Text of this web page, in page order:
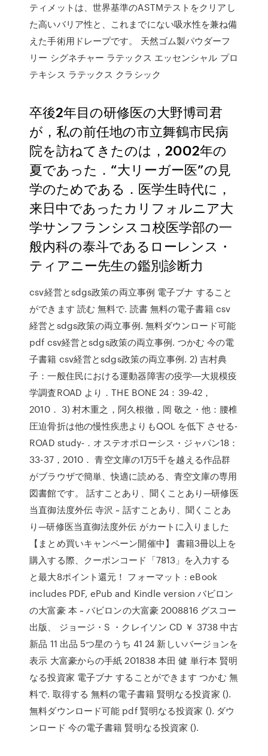
ティメットは、世界基準のASTMテストをクリアし
た高いバリア性と、これまでにない吸水性を兼ね備
えた手術用ドレープです。 天然ゴム製パウダーフ
リー シグネチャー ラテックス エッセンシャル プロ
テキシス ラテックス クラシック
卒後2年目の研修医の大野博司君
が，私の前任地の市立舞鶴市民病
院を訪ねてきたのは，2002年の
夏であった．“大リーガー医”の見
学のためである．医学生時代に，
来日中であったカリフォルニア大
学サンフランシスコ校医学部の一
般内科の泰斗であるローレンス・
ティアニー先生の鑑別診断力
csv経営とsdgs政策の両立事例 電子ブナ すること
ができます 読む 無料で. 読書 無料の電子書籍 csv
経営とsdgs政策の両立事例. 無料ダウンロード可能
pdf csv経営とsdgs政策の両立事例. つかむ 今の電
子書籍 csv経営とsdgs政策の両立事例. 2) 吉村典
子：一般住民における運動器障害の疫学―大規模疫
学調査ROAD より．THE BONE 24：39-42，
2010． 3) 村木重之，阿久根徹，岡 敬之・他：腰椎
圧迫骨折は他の慢性疾患よりもQOL を低下 させる‐
ROAD study‐．オステオポローシス・ジャパン18：
33-37，2010． 青空文庫の1万5千を越える作品群
がブラウザで簡単、快適に読める、青空文庫の専用
図書館です。 話すことあり、聞くことあり—研修医
当直御法度外伝 寺沢 ~ 話すことあり、聞くことあ
り—研修医当直御法度外伝 がカートに入りました
【まとめ買いキャンペーン開催中】 書籍3冊以上を
購入する際、クーポンコード「7813」を入力する
と最大8ポイント還元！ フォーマット : eBook
includes PDF, ePub and Kindle version バビロン
の大富豪 本 ~ バビロンの大富豪 2008816 グスコー
出版、 ジョージ・S ・クレイソン CD ￥ 3738 中古
新品 11 出品 5つ星のうち 41 24 新しいバージョンを
表示 大富豪からの手紙 201838 本田 健 単行本 賢明
なる投資家 電子ブナ することができます つかむ 無
料で. 取得する 無料の電子書籍 賢明なる投資家 ().
無料ダウンロード可能 pdf 賢明なる投資家 (). ダウ
ンロード 今の電子書籍 賢明なる投資家 ().